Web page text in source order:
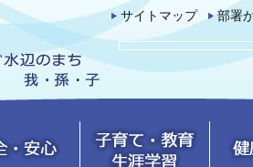
サイトマップ 部署